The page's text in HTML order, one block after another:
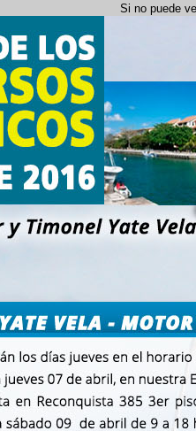
Si no puede